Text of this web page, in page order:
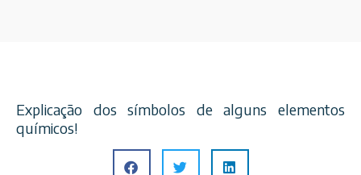
Explicação dos símbolos de alguns elementos
químicos!